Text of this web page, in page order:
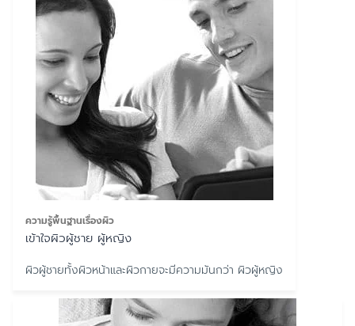
ความรู้พื้นฐานเรื่องผิว
เข้าใจผิวผู้ชาย ผู้หญิง
ผิวผู้ชายทั้งผิวหน้าและผิวกายจะมีความมันกว่า ผิวผู้หญิง